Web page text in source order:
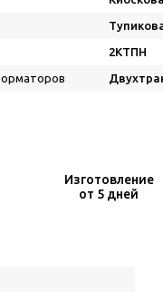
2КТПН
Изготовление
от 5 дней